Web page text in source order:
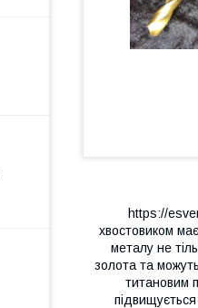
https://
хвостовиком
металу не
золота та
титановим